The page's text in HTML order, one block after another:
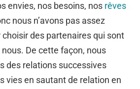
envies, nos besoins, nos rêves
nous n’avons pas assez
des partenaires qui sont
De cette façon, nous
des relations successives
vies en sautant de relation en